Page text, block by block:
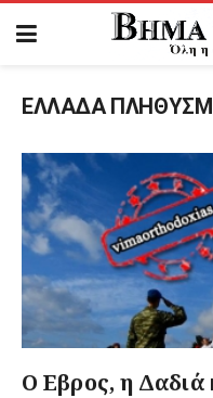
ΕΛΛΑΔΑ
Ο Εβρος, η Δαδιά